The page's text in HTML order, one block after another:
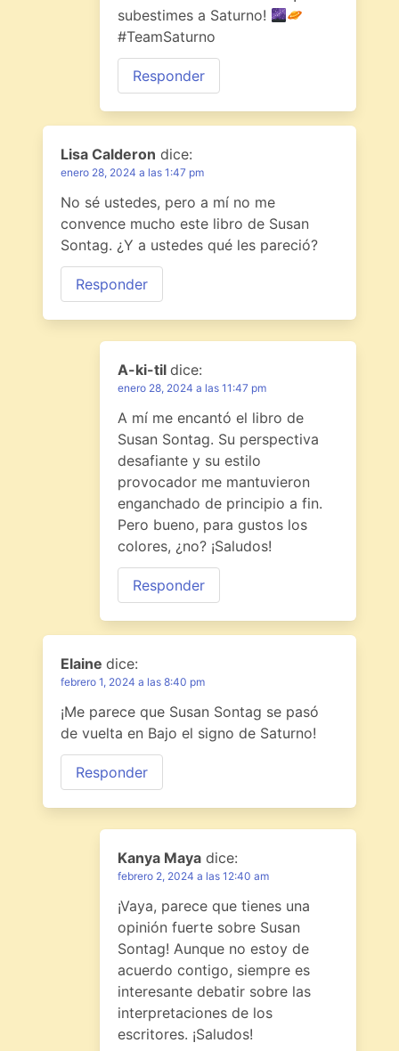
subestimes a Saturno!
#TeamSaturno
Responder
Lisa Calderon dice:
enero 28, 2024 a las 1:47 pm
No sé ustedes, pero a mí no me
convence mucho este libro de Susan
Sontag. ¿Y a ustedes qué les pareció?
Responder
A-ki-til dice:
enero 28, 2024 a las 11:47 pm
A mí me encantó el libro de
Susan Sontag. Su perspectiva
desafiante y su estilo
provocador me mantuvieron
enganchado de principio a fin.
Pero bueno, para gustos los
colores, ¿no? ¡Saludos!
Responder
Elaine dice:
febrero 1, 2024 a las 8:40 pm
¡Me parece que Susan Sontag se pasó
de vuelta en Bajo el signo de Saturno!
Responder
Kanya Maya dice:
febrero 2, 2024 a las 12:40 am
¡Vaya, parece que tienes una
opinión fuerte sobre Susan
Sontag! Aunque no estoy de
acuerdo contigo, siempre es
interesante debatir sobre las
interpretaciones de los
escritores. ¡Saludos!